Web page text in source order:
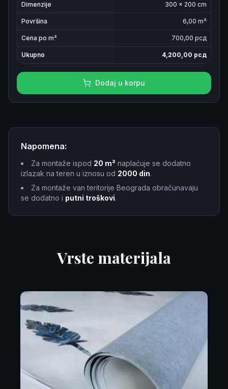
Dimenzije 300 × 200 cm
Površina 6,00 m²
Cena po m² 700,00 рсд
Ukupno 4,200,00 рсд
Dodaj u korpu
Napomena:
Za montaže ispod 20 m² naplaćuje se dodatno
izlazak na teren u iznosu od 2000 din.
Za montaže van teritorije Beograda obračunavaju
se dodatno i putni troškovi.
Vrste materijala